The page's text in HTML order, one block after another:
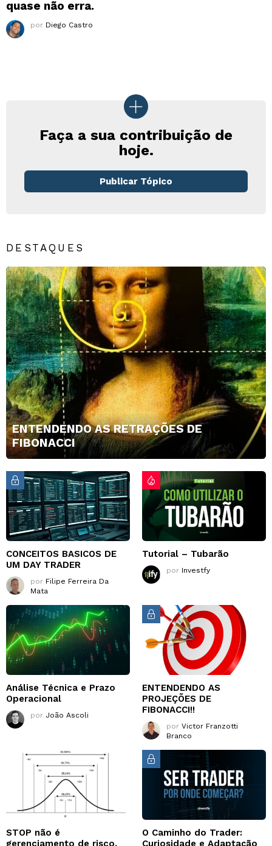
quase não erra.
por Diego Castro
Faça a sua contribuição de
hoje.
Publicar Tópico
DESTAQUES
ENTENDENDO AS RETRAÇÕES DE
FIBONACCI
CONCEITOS BASICOS DE
UM DAY TRADER
por Filipe Ferreira Da
Mata
Tutorial – Tubarão
por Investfy
Análise Técnica e Prazo
Operacional
por João Ascoli
ENTENDENDO AS
PROJEÇÕES DE
FIBONACCI!!
por Victor Franzotti
Branco
STOP não é
gerenciamento de risco.
O Caminho do Trader:
Curiosidade e Adaptação